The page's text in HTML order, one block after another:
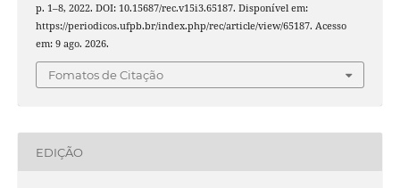
p. 1–8, 2022. DOI: 10.15687/rec.v15i3.65187. Disponível em:
https://periodicos.ufpb.br/index.php/rec/article/view/65187. Acesso
em: 9 ago. 2026.
Fomatos de Citação
EDIÇÃO